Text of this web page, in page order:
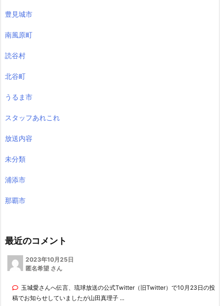
豊見城市
南風原町
読谷村
北谷町
うるま市
スタッフあれこれ
放送内容
未分類
浦添市
那覇市
最近のコメント
2023年10月25日
匿名希望 さん
玉城愛さんへ伝言、琉球放送の公式Twitter（旧Twitter）で10月23日の投
稿でお知らせしていましたが山田真理子 ...